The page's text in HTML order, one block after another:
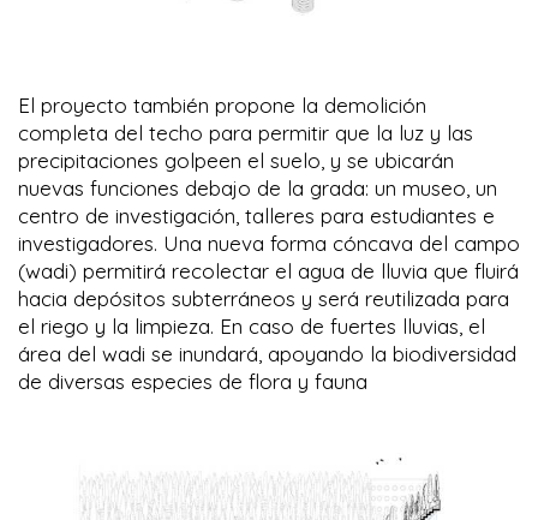
El proyecto también propone la demolición
completa del techo para permitir que la luz y las
precipitaciones golpeen el suelo, y se ubicarán
nuevas funciones debajo de la grada: un museo, un
centro de investigación, talleres para estudiantes e
investigadores. Una nueva forma cóncava del campo
(wadi) permitirá recolectar el agua de lluvia que fluirá
hacia depósitos subterráneos y será reutilizada para
el riego y la limpieza. En caso de fuertes lluvias, el
área del wadi se inundará, apoyando la biodiversidad
de diversas especies de flora y fauna